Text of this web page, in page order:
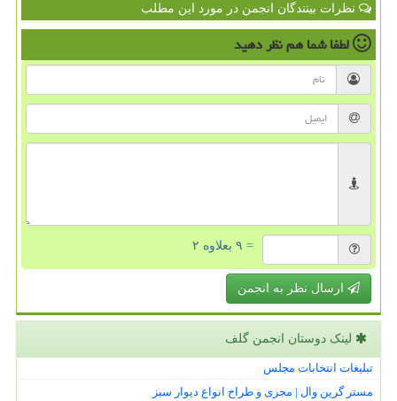
نظرات بینندگان انجمن در مورد این مطلب
لطفا شما همنظر دهید
= ۹ بعلاوه ۲
ارسال نظر به انجمن
لینک دوستان انجمن گلف
تبلیغات انتخابات مجلس
مستر گرین وال | مجری و طراح انواع دیوار سبز